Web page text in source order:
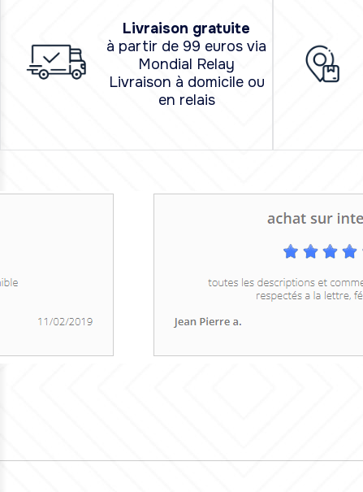
Livraison gratuite
à partir de 99 euros via
Mondial Relay
Livraison à domicile ou
en relais